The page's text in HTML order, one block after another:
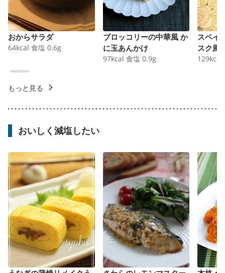
おからサラダ
64kcal 食塩 0.6g
ブロッコリーの中華風 か
に玉あんかけ
97kcal 食塩 0.9g
スペイ
スク風
129kcal
もっと見る
おいしく減塩したい